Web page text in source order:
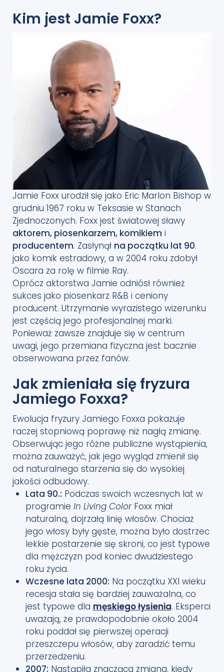
Kim jest Jamie Foxx?
Jamie Foxx urodził się jako Eric Marlon Bishop w
grudniu 1967 roku w Teksasie w Stanach
Zjednoczonych. Foxx jest światowej sławy
aktorem, piosenkarzem, komikiem i
producentem. Zasłynął na początku lat 90.
jako komik estradowy, a w 2004 roku zdobył
Oscara za rolę w filmie Ray.
Oprócz aktorstwa Jamie odniósł również
sukces jako piosenkarz R&B i ceniony
producent. Utrzymanie wyrazistego wizerunku
jest częścią jego profesjonalnej marki.
Ponieważ zawsze znajduje się w centrum
uwagi, jego przemiana fizyczna jest bacznie
obserwowana przez fanów.
Jak zmieniała się fryzura
Jamiego Foxxa?
Ewolucja fryzury Jamiego Foxxa pokazuje
raczej stopniową poprawę niż nagłą zmianę.
Obserwując jego różne publiczne wystąpienia,
można zauważyć, jak jego wygląd zmienił się
od naturalnego starzenia się do wysokiej
jakości odbudowy.
Lata 90.: Podczas swoich wczesnych lat w
programie In Living ColorFoxx miał
naturalną, dojrzałą linię włosów. Chociaż
jego włosy były gęste, można było dostrzec
lekkie postarzenie się skroni, co jest typowe
dla mężczyzn pod koniec dwudziestego
roku życia.
Wczesne lata 2000: Na początku XXI wieku
recesja stała się bardziej zauważalna, co
jest typowe dla męskiego łysienia. Eksperci
uważają, że prawdopodobnie około 2004
roku poddał się pierwszej operacji
przeszczepu włosów, aby zaradzić temu
przerzedzeniu.
2007: Nastąpiła znacząca zmiana, kiedy